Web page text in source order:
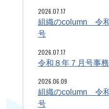
2026.07.17
組織のcolumn 令
号
2026.07.17
令和８年７月号事
2026.06.09
組織のcolumn 令
号